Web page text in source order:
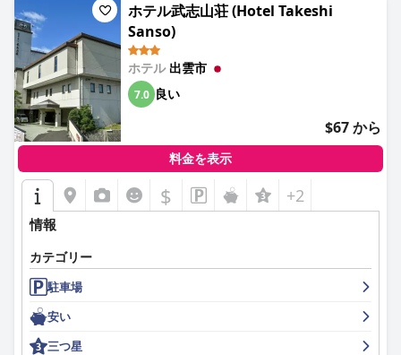
ホテル武志山荘 (Hotel Takeshi
Sanso)
ホテル 出雲市
7.0 良い
$67 から
料金を表示
$ +2
情報
カテゴリー
駐車場
安い
三つ星